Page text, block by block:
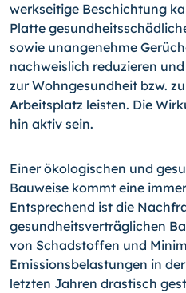
werkseitige Beschichtung
Platte
sowie unangenehme
nachweislich reduzieren
zur Wohngesundheit bzw.
Arbeitsplatz leisten. Die
hin aktiv sein.
Einer ökologischen und
Bauweise kommt eine
Entsprechend ist die
gesundheitsverträglichen
von Schadstoffen und
Emissionsbelastungen in
letzten Jahren drastisch